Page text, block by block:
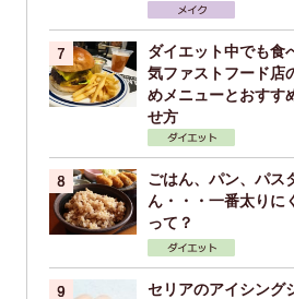
ダイエット中でも食
気ファストフード店
めメニューとおすす
せ方
ごはん、パン、パス
ん・・・一番太りに
って？
セリアのアイシング